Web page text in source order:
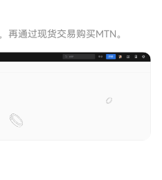
再通过现货交易购买MTN。